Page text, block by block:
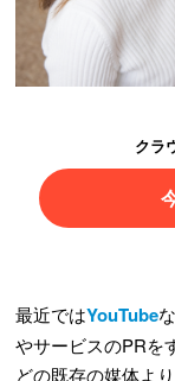
クラ
最近ではYouTube
やサービスのPRを
どの既存の媒体よ